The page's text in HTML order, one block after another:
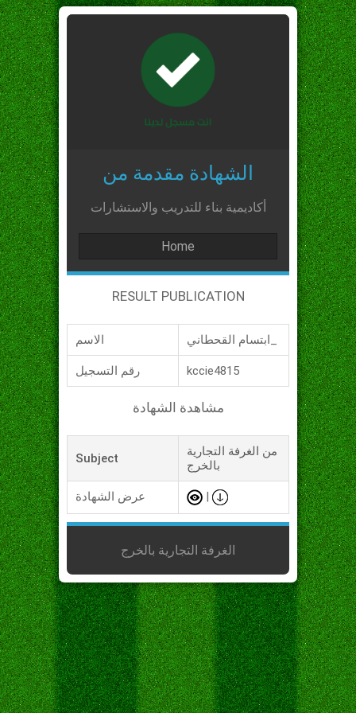
الشهادة مقدمة من
أكاديمية بناء للتدريب والاستشارات
Home
RESULT PUBLICATION
الاسم
رقم التسجيل kccie4815
مشاهدة الشهادة
Subject
من الغرفة التجارية
بالخرج
عرض الشهادة
الغرفة التجارية بالخرج